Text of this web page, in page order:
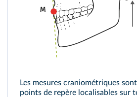
Les mesures craniométriques
points de repère localisables sur